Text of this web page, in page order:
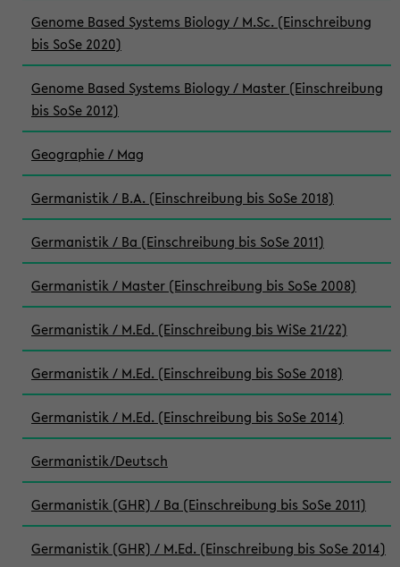
Genome Based Systems Biology / M.Sc. (Einschreibung
bis SoSe 2020)
Genome Based Systems Biology / Master (Einschreibung
bis SoSe 2012)
Geographie / Mag
Germanistik / B.A. (Einschreibung bis SoSe 2018)
Germanistik / Ba (Einschreibung bis SoSe 2011)
Germanistik / Master (Einschreibung bis SoSe 2008)
Germanistik / M.Ed. (Einschreibung bis WiSe 21/22)
Germanistik / M.Ed. (Einschreibung bis SoSe 2018)
Germanistik / M.Ed. (Einschreibung bis SoSe 2014)
Germanistik/Deutsch
Germanistik (GHR) / Ba (Einschreibung bis SoSe 2011)
Germanistik (GHR) / M.Ed. (Einschreibung bis SoSe 2014)